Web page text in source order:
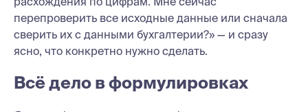
перепроверить все исходные данные или сначала
сверить их с данными бухгалтерии?» — и сразу
ясно, что конкретно нужно сделать.
Всё дело в формулировках